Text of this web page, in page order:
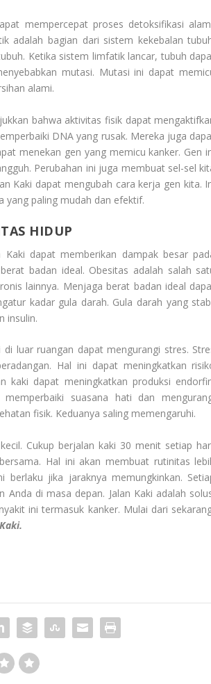
mempercepat proses detoksifikasi
adalah bagian dari sistem kekebalan
Ketika sistem limfatik lancar, tubuh
mutasi. Mutasi ini dapat
alami.
bahwa aktivitas fisik dapat
DNA yang rusak. Mereka juga
menekan gen yang memicu kanker. Gen
Perubahan ini juga membuat sel-sel
Kaki dapat mengubah cara kerja gen kita.
yang paling mudah dan efektif.
HIDUP
Kaki dapat memberikan dampak besar
badan ideal. Obesitas adalah salah
lainnya. Menjaga berat badan ideal
kadar gula darah. Gula darah yang
insulin.
luar ruangan dapat mengurangi stres.
Hal ini dapat meningkatkan
kaki dapat meningkatkan produksi
suasana hati dan
fisik. Keduanya saling memengaruhi.
Cukup berjalan kaki 30 menit setiap
Hal ini akan membuat rutinitas
jika jaraknya memungkinkan.
di masa depan. Jalan Kaki adalah
ini termasuk kanker. Mulai dari